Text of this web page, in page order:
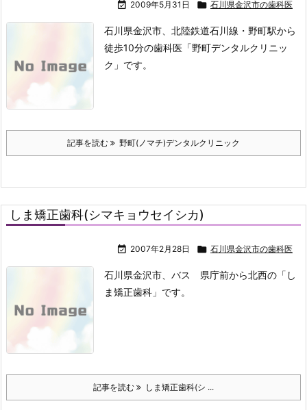
 2009年5月31日  石川県金沢市の歯科医
石川県金沢市、北陸鉄道石川線・野町駅から
徒歩10分の歯科医「野町デンタルクリニッ
ク」です。
記事を読む 野町(ノマチ)デンタルクリニック
しま矯正歯科(シマキョウセイシカ)
 2007年2月28日  石川県金沢市の歯科医
石川県金沢市、バス 県庁前から北西の「し
ま矯正歯科」です。
記事を読む しま矯正歯科(シ ...